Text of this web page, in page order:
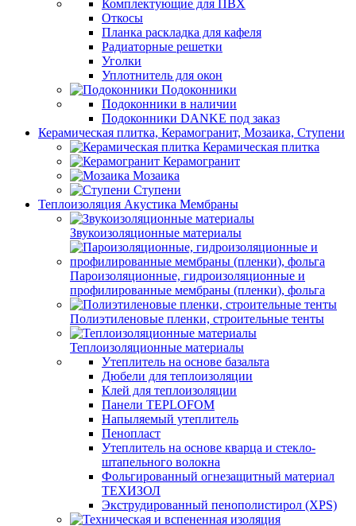
Комплектующие для ПВХ
Откосы
Планка раскладка для кафеля
Радиаторные решетки
Уголки
Уплотнитель для окон
Подоконники
Подоконники в наличии
Подоконники DANKE под заказ
Керамическая плитка, Керамогранит, Мозаика, Ступени
Керамическая плитка
Керамогранит
Мозаика
Ступени
Теплоизоляция Акустика Мембраны
Звукоизоляционные материалы
Пароизоляционные, гидроизоляционные и
профилированные мембраны (пленки), фольга
Полиэтиленовые пленки, строительные тенты
Теплоизоляционные материалы
Утеплитель на основе базальта
Дюбели для теплоизоляции
Клей для теплоизоляции
Панели TEPLOFOM
Напыляемый утеплитель
Пенопласт
Утеплитель на основе кварца и стекло-
штапельного волокна
Фольгированный огнезащитный материал
ТЕХИЗОЛ
Экструдированный пенополистирол (XPS)